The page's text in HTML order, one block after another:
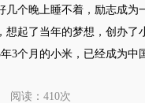
几个晚上睡不着，励志成为
想起了当年的梦想，创办了
3个月的小米，已经成为中
阅读：410次